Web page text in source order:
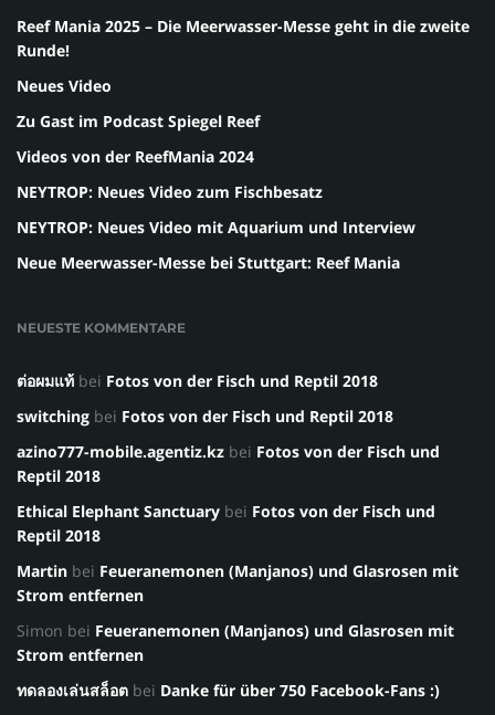
Reef Mania 2025 – Die Meerwasser-Messe geht in die zweite
Runde!
Neues Video
Zu Gast im Podcast Spiegel Reef
Videos von der ReefMania 2024
NEYTROP: Neues Video zum Fischbesatz
NEYTROP: Neues Video mit Aquarium und Interview
Neue Meerwasser-Messe bei Stuttgart: Reef Mania
NEUESTE KOMMENTARE
ต่อผมแท้ bei Fotos von der Fisch und Reptil 2018
switching bei Fotos von der Fisch und Reptil 2018
azino777-mobile.agentiz.kz bei Fotos von der Fisch und
Reptil 2018
Ethical Elephant Sanctuary bei Fotos von der Fisch und
Reptil 2018
Martin bei Feueranemonen (Manjanos) und Glasrosen mit
Strom entfernen
Simon bei Feueranemonen (Manjanos) und Glasrosen mit
Strom entfernen
ทดลองเล่นสล็อต bei Danke für über 750 Facebook-Fans :)